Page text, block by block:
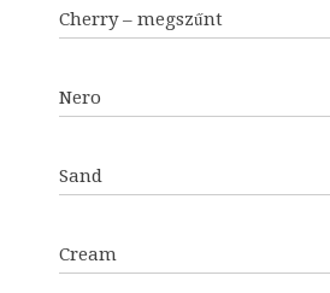
Cherry – megszűnt
Nero
Sand
Cream